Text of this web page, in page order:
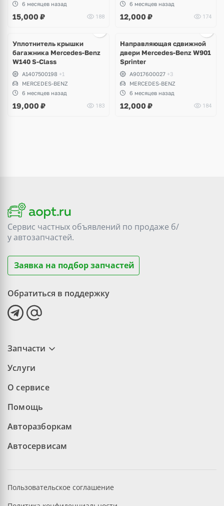
6 месяцев назад
15,000 ₽ 188
6 месяцев назад
12,000 ₽ 174
Уплотнитель крышки
багажника Mercedes-Benz
W140 S-Class
A1407500198 +1
MERCEDES-BENZ
6 месяцев назад
19,000 ₽ 183
Направляющая сдвижной
двери Mercedes-Benz W901
Sprinter
A9017600027 +3
MERCEDES-BENZ
6 месяцев назад
12,000 ₽ 184
Сервис частных объявлений по продаже б/
уавтозапчастей.
Заявка на подбор запчастей
Обратиться в поддержку
Запчасти
Услуги
О сервисе
Помощь
Авторазборкам
Автосервисам
Пользовательское соглашение